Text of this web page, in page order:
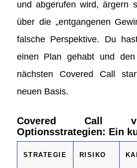
und abgerufen wird, ärgern
über die „entgangenen
falsche Perspektive. Du
einen Plan gehabt und
nächsten Covered Call
neuen Basis.
Covered Call
Optionsstrategien: Ein
STRATEGIE RISIKO